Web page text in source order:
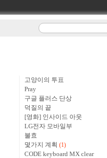
고양이의 투표
Pray
구글 플러스 단상
덕질의 끝
[영화] 인사이드 아웃
LG전자 모바일부
불효
몇가지 계획 (1)
CODE keyboard MX clear